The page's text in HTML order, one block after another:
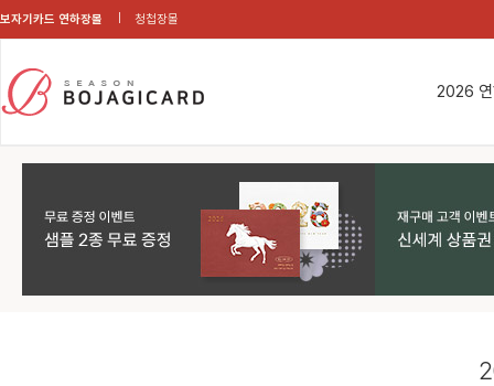
보자기카드 연하장몰 청첩장몰
2026